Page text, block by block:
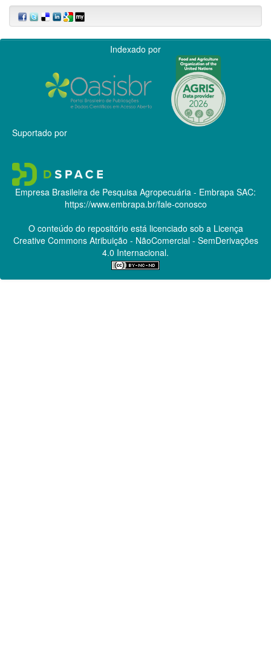
Indexado por
Suportado por
Empresa Brasileira de Pesquisa Agropecuária - Embrapa SAC:
https://www.embrapa.br/fale-conosco
O conteúdo do repositório está licenciado sob a Licença
Creative CommonsAtribuição - NãoComercial - SemDerivações
4.0 Internacional.